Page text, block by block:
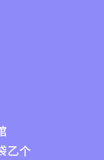
乙个